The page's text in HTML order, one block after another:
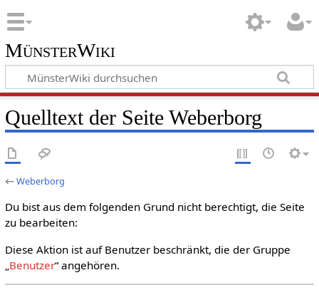
MünsterWiki
Quelltext der Seite Weberborg
←Weberborg
Du bist aus dem folgenden Grund nicht berechtigt, die Seite
zu bearbeiten:
Diese Aktion ist auf Benutzer beschränkt, die der Gruppe
Benutzer“ angehören.